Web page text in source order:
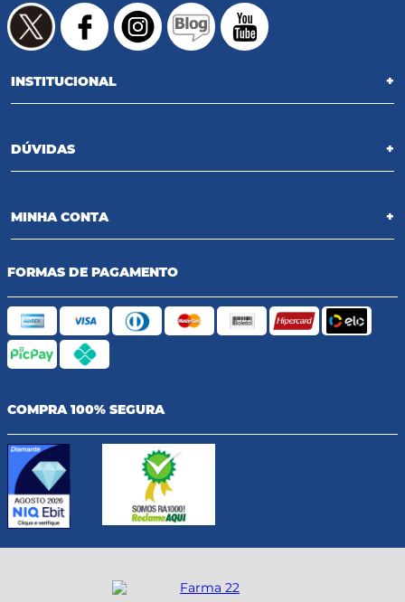
INSTITUCIONAL +
DÚVIDAS +
MINHA CONTA +
FORMAS DE PAGAMENTO
COMPRA 100% SEGURA